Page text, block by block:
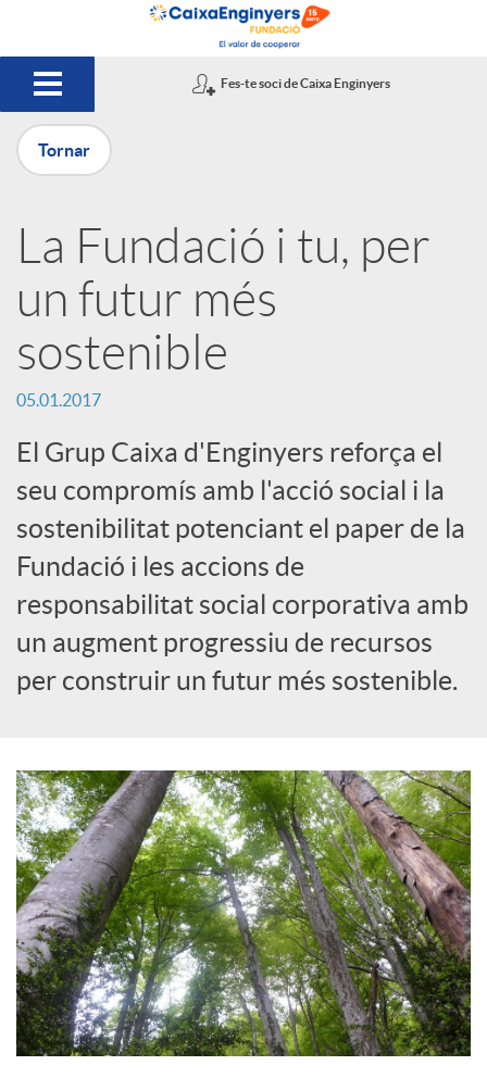
Fes-te soci de Caixa Enginyers
u
b
l
i
c
a
d
o
r
d
e
c
Tornar
La Fundació i tu, per
un futur més
sostenible
05.01.2017
El Grup Caixa d'Enginyers reforça el
seu compromís amb l'acció social i la
sostenibilitat potenciant el paper de la
Fundació i les accions de
responsabilitat social corporativa amb
un augment progressiu de recursos
per construir un futur més sostenible.